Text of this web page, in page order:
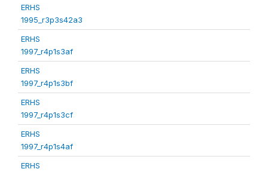
ERHS
1995_r3p3s42a3
ERHS
1997_r4p1s3af
ERHS
1997_r4p1s3bf
ERHS
1997_r4p1s3cf
ERHS
1997_r4p1s4af
ERHS